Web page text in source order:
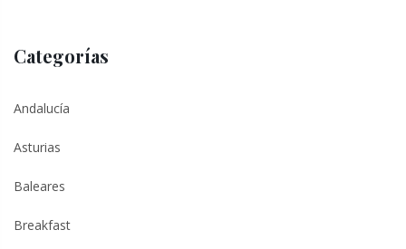
Categorías
Andalucía
Asturias
Baleares
Breakfast